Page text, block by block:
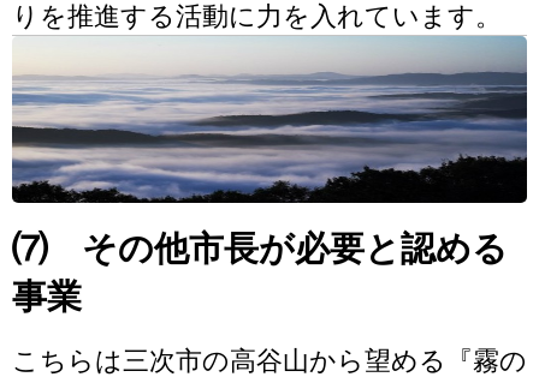
りを推進する活動に力を入れています。
⑺ その他市長が必要と認める
事業
こちらは三次市の高谷山から望める『霧の